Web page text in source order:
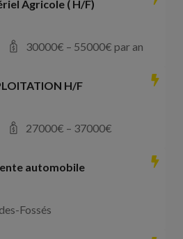
Agricole ( H/F)
30000€ – 55000€ par an
H/F
27000€ – 37000€
automobile
Fossés